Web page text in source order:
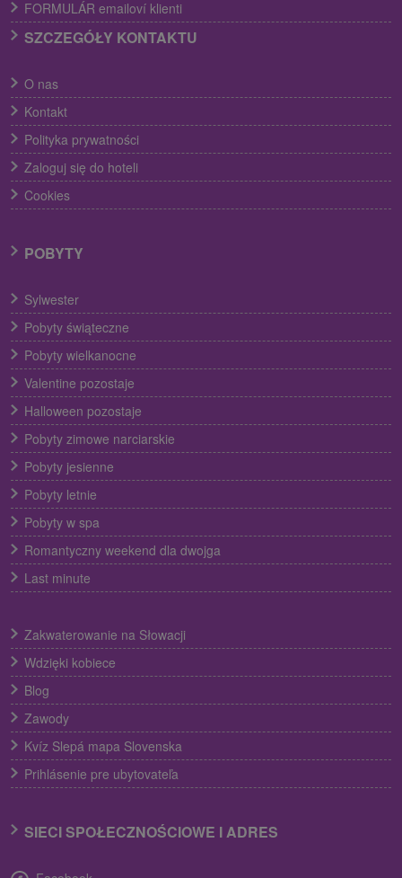
FORMULÁR emailoví klienti
SZCZEGÓŁY KONTAKTU
O nas
Kontakt
Polityka prywatności
Zaloguj się do hoteli
Cookies
POBYTY
Sylwester
Pobyty świąteczne
Pobyty wielkanocne
Valentine pozostaje
Halloween pozostaje
Pobyty zimowe narciarskie
Pobyty jesienne
Pobyty letnie
Pobyty w spa
Romantyczny weekend dla dwojga
Last minute
Zakwaterowanie na Słowacji
Wdzięki kobiece
Blog
Zawody
Kvíz Slepá mapa Slovenska
Prihlásenie pre ubytovateľa
SIECI SPOŁECZNOŚCIOWE I ADRES